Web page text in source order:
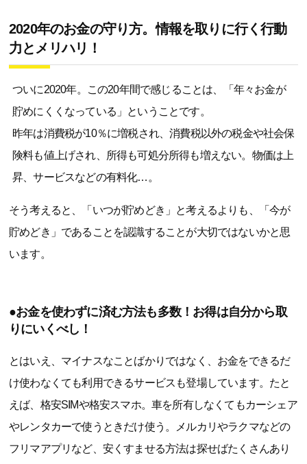
2020年のお金の守り方。情報を取りに行く行動
力とメリハリ！
ついに2020年。この20年間で感じることは、「年々お金が
貯めにくくなっている」ということです。
昨年は消費税が10％に増税され、消費税以外の税金や社会保
険料も値上げされ、所得も可処分所得も増えない。物価は上
昇、サービスなどの有料化…。
そう考えると、「いつが貯めどき」と考えるよりも、「今が
貯めどき」であることを認識することが大切ではないかと思
います。
●お金を使わずに済む方法も多数！お得は自分から取
りにいくべし！
とはいえ、マイナスなことばかりではなく、お金をできるだ
け使わなくても利用できるサービスも登場しています。たと
えば、格安SIMや格安スマホ。車を所有しなくてもカーシェア
やレンタカーで使うときだけ使う。メルカリやラクマなどの
フリマアプリなど、安くすませる方法は探せばたくさんあり